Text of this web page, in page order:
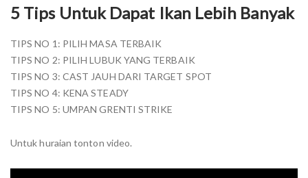
5 Tips Untuk Dapat Ikan Lebih Banyak
TIPS NO 1: PILIH MASA TERBAIK
TIPS NO 2: PILIH LUBUK YANG TERBAIK
TIPS NO 3: CAST JAUH DARI TARGET SPOT
TIPS NO 4: KENA STEADY
TIPS NO 5: UMPAN GRENTI STRIKE
Untuk huraian tonton video.